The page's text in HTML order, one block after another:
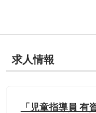
求人情報
「児童指導員 有